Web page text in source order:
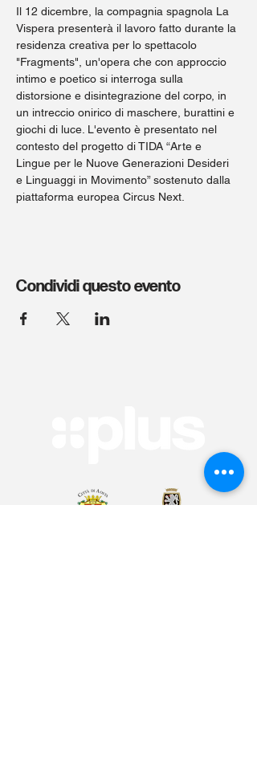
Il 12 dicembre, la compagnia spagnola La
Vispera presenterà il lavoro fatto durante la
residenza creativa per lo spettacolo
"Fragments", un'opera che con approccio
intimo e poetico si interroga sulla
distorsione e disintegrazione del corpo, in
un intreccio onirico di maschere, burattini e
giochi di luce. L'evento è presentato nel
contesto del progetto di TIDA “Arte e
Lingue per le Nuove Generazioni Desideri
e Linguaggi in Movimento” sostenuto dalla
piattaforma europea Circus Next.
Condividi questo evento